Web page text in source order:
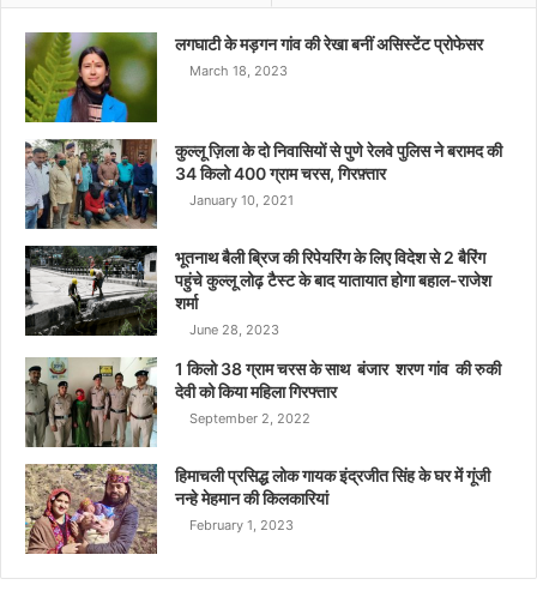
लगघाटी के मड़गन गांव की रेखा बनीं असिस्टेंट प्रोफेसर
March 18, 2023
कुल्लू ज़िला के दो निवासियों से पुणे रेलवे पुलिस ने बरामद की
34 किलो 400 ग्राम चरस, गिरफ़्तार
January 10, 2021
भूतनाथ बैली ब्रिज की रिपेयरिंग के लिए विदेश से 2 बैरिंग
पहुंचे कुल्लू लोढ़ टैस्ट के बाद यातायात होगा बहाल-राजेश
शर्मा
June 28, 2023
1 किलो 38 ग्राम चरस के साथ बंजार शरण गांव की रुकी
देवी को किया महिला गिरफ्तार
September 2, 2022
हिमाचली प्रसिद्ध लोक गायक इंद्रजीत सिंह के घर में गूंजी
नन्हे मेहमान की किलकारियां
February 1, 2023